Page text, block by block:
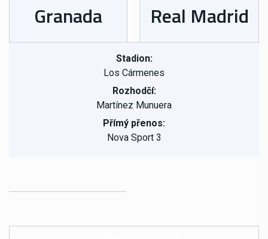
Granada Real Madrid
Stadion:
Los Cármenes
Rozhodčí:
Martínez Munuera
Přímý přenos:
Nova Sport 3